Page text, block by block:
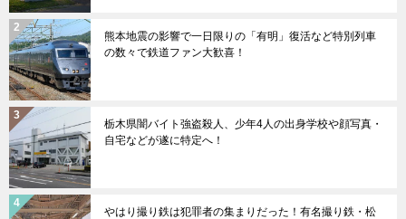
熊本地震の影響で一日限りの「有明」復活など特別列車
の数々で鉄道ファン大歓喜！
栃木県闇バイト強盗殺人、少年4人の出身学校や顔写真・
自宅などが遂に特定へ！
やはり撮り鉄は犯罪者の集まりだった！有名撮り鉄・松